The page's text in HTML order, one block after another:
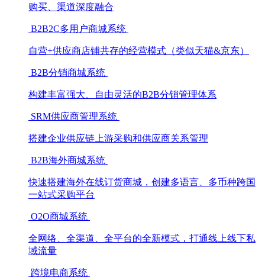
购买、渠道深度融合
B2B2C多用户商城系统
自营+供应商店铺共存的经营模式（类似天猫&京东）
B2B分销商城系统
构建丰富强大、自由灵活的B2B分销管理体系
SRM供应商管理系统
搭建企业供应链上游采购和供应商关系管理
B2B海外商城系统
快速搭建海外在线订货商城，创建多语言、多币种跨国
一站式采购平台
O2O商城系统
全网络、全渠道、全平台的全新模式，打通线上线下私
域流量
跨境电商系统